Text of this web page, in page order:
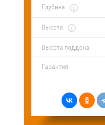
Глубина
Высота
Высота поддона
Гарантия